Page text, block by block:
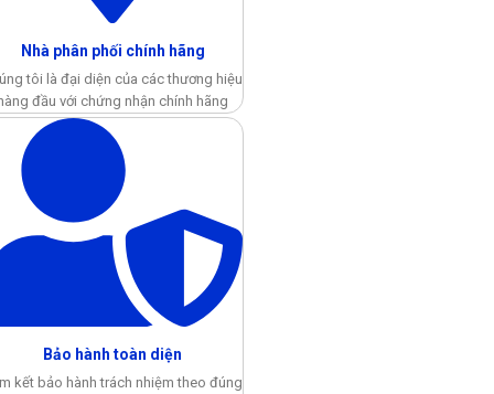
Nhà phân phối chính hãng
tôi là đại diện của các thương hiệu
đầu với chứng nhận chính hãng
Bảo hành toàn diện
kết bảo hành trách nhiệm theo đúng